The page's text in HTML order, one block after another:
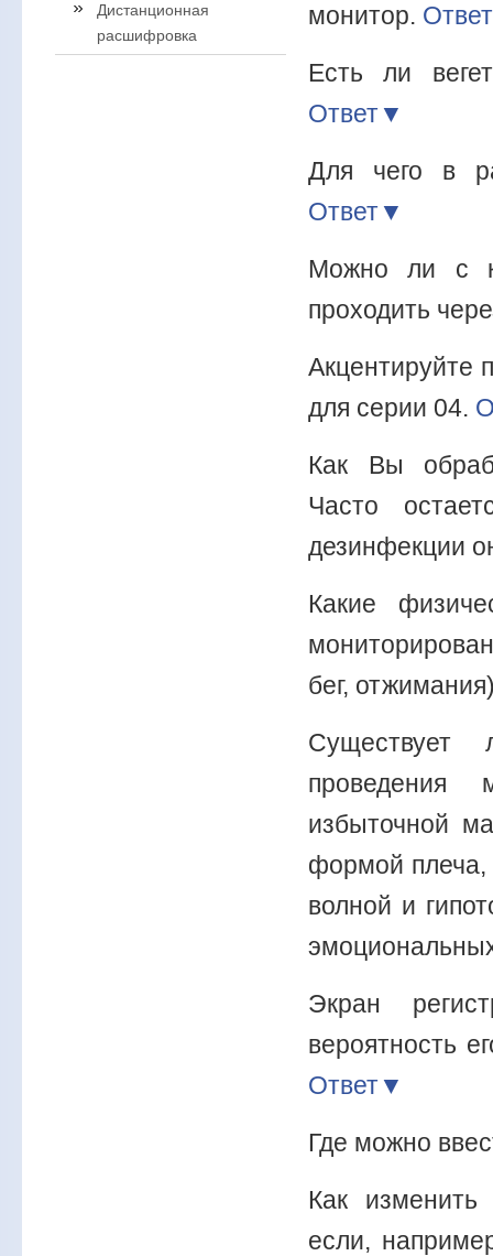
монитор.
Есть ли
Ответ▼
Для чего в
Ответ▼
Можно ли с
проходить
Акцентируйте
для серии 04.
Как Вы
Часто
дезинфекции
Какие
бег,
Существует
избыточной
формой плеча,
волной и
Экран
вероятность
Ответ▼
Где можно
Как
если,
Дистанционная
расшифровка